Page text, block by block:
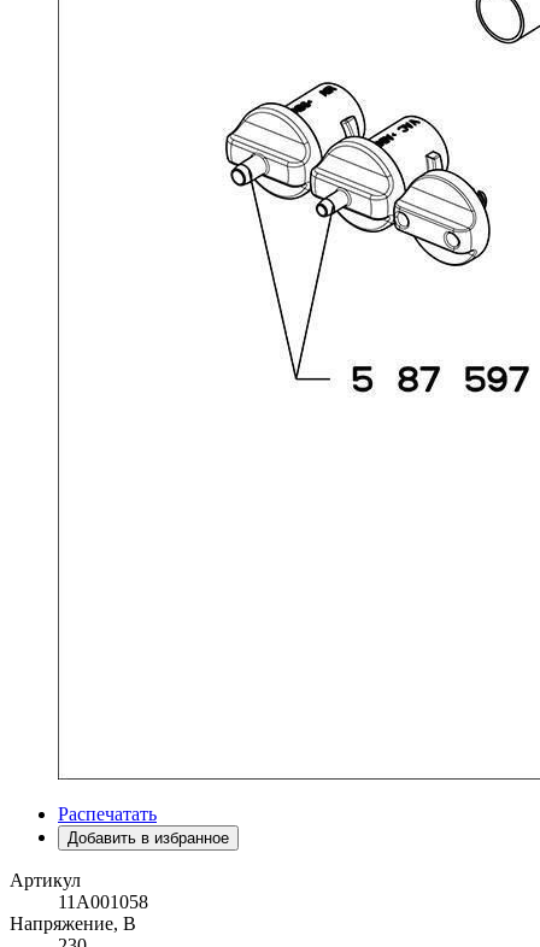
Распечатать
Добавить в избранное
Артикул
11A001058
Напряжение, В